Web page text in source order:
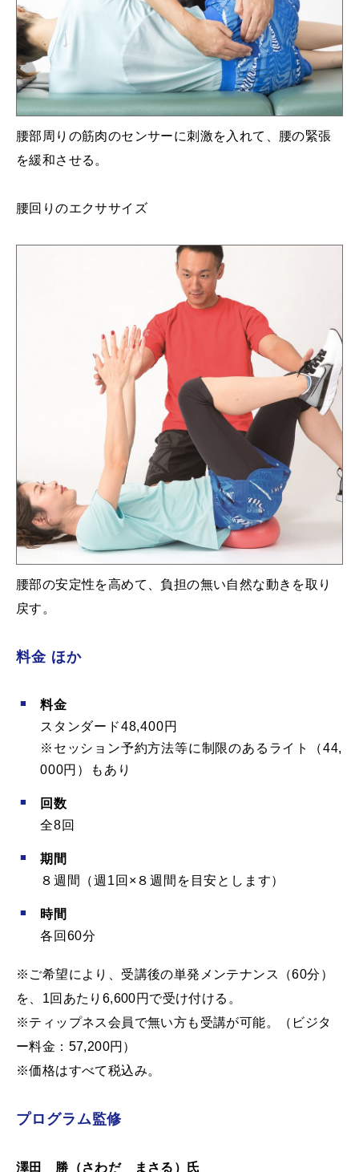
腰部周りの筋肉のセンサーに刺激を入れて、腰の緊張
を緩和させる。
腰回りのエクササイズ
腰部の安定性を高めて、負担の無い自然な動きを取り
戻す。
料金 ほか
料金
スタンダード48,400円
※セッション予約方法等に制限のあるライト（44,
000円）もあり
回数
全8回
期間
８週間（週1回×８週間を目安とします）
時間
各回60分
※ご希望により、受講後の単発メンテナンス（60分）
を、1回あたり6,600円で受け付ける。
※ティップネス会員で無い方も受講が可能。（ビジタ
ー料金：57,200円）
※価格はすべて税込み。
プログラム監修
澤田 勝（さわだ まさる）氏